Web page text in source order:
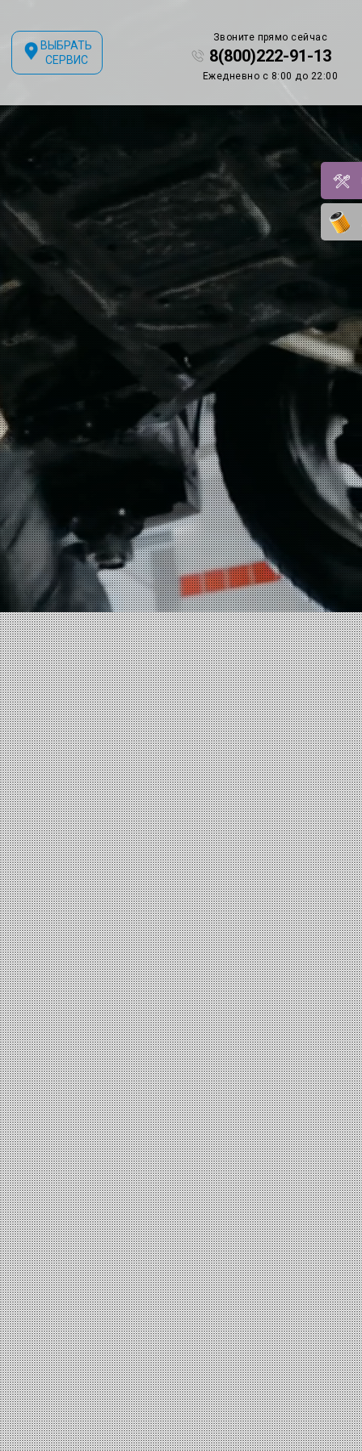
ВЫБРАТЬ
СЕРВИС
Звоните прямо сейчас
8(800)222-91-13
Ежедневно с 8:00 до 22:00